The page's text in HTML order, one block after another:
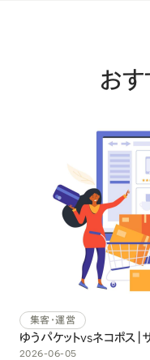
お
集客・運営
ゆうパケットvsネコポス
2026-06-05